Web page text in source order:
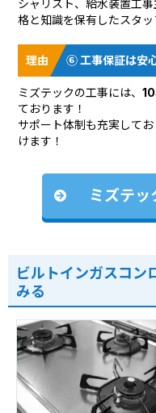
シャリスト、給水装置工
格と知識を保有したスタッ
⑥ 工事保証は安
ミズテックの工事には、
ております！
サポート体制も充実して
けます！
ミズテッ
ビルトインガスコン
みる